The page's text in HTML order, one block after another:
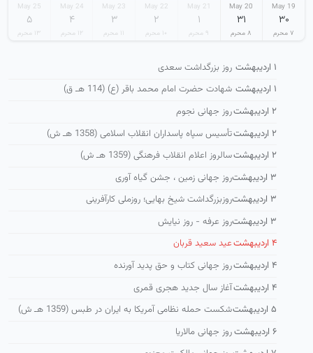
19 May
۳۰
۷ محرم
20 May
۳۱
۸ محرم
21 May
۱
۹ محرم
22 May
۲
۱۰ محرم
23 May
۳
۱۱ محرم
24 May
۴
۱۲ محرم
25 May
۵
۱۳ محرم
۱ اردیبهشت
روز بزرگداشت سعدی
۱ اردیبهشت
شهادت حضرت امام محمد باقر (ع) (114 هـ ق)
۲ اردیبهشت
روز جهانی نجوم
۲ اردیبهشت
تأسیس سپاه پاسداران انقلاب اسلامی (1358 هـ ش)
۲ اردیبهشت
سالروز اعلام انقلاب فرهنگی (1359 هـ ش)
۳ اردیبهشت
روز جهانی زمین ، جشن گیاه آوری
۳ اردیبهشت
روزبزرگداشت شیخ بهایی؛ روزملی کارآفرینی
۳ اردیبهشت
روز عرفه - روز نیایش
۴ اردیبهشت
عید سعید قربان
۴ اردیبهشت
روز جهانی کتاب و حق پدید آورنده
۴ اردیبهشت
آغاز سال جدید هجری قمری
۵ اردیبهشت
شكست حمله نظامی آمریكا به ایران در طبس (1359 هـ ش)
۶ اردیبهشت
روز جهانی مالاریا